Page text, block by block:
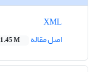
اصل مقاله
1.45 M